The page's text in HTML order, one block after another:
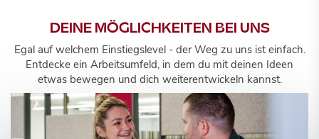
DEINE MÖGLICHKEITEN BEI UNS
Egal auf welchem Einstiegslevel - der Weg zu uns ist einfach.
Entdecke ein Arbeitsumfeld, in dem du mit deinen Ideen
etwas bewegen und dich weiterentwickeln kannst.